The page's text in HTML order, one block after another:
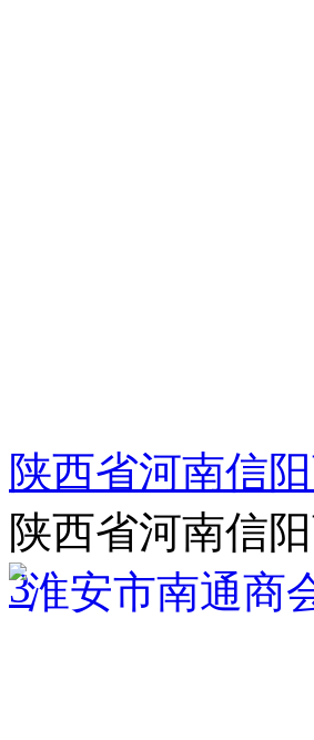
陕西省河南信
陕西省河南信
3